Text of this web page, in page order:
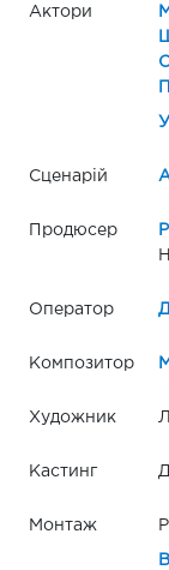
Актори
Сценарій
Продюсер
Оператор
Композитор
Художник
Кастинг
Монтаж